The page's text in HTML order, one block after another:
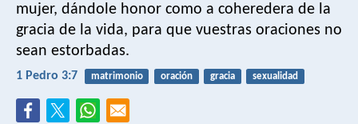
mujer, dándole honor como a coheredera de la
gracia de la vida, para que vuestras oraciones no
sean estorbadas.
1 Pedro 3:7 matrimonio oración gracia sexualidad